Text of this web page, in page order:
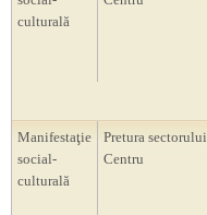
culturală
Manifestaţie
social-
culturală
Pretura sectorului
Centru